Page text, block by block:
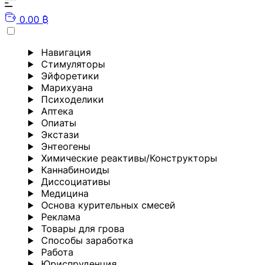
0.00 ₿
Навигация
Стимуляторы
Эйфоретики
Марихуана
Психоделики
Аптека
Опиаты
Экстази
Энтеогены
Химические реактивы/Конструкторы
Каннабиноиды
Диссоциативы
Медицина
Основа курительных смесей
Реклама
Товары для грова
Способы заработка
Работа